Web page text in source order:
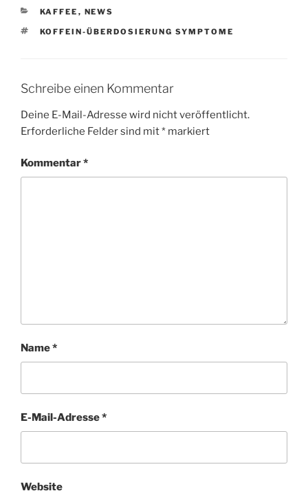
KATEGORIEN
KAFFEE , NEWS
SCHLAGWÖRTER
KOFFEIN-ÜBERDOSIERUNG SYMPTOME
Schreibe einen Kommentar
Deine E-Mail-Adresse wird nicht veröffentlicht.
Erforderliche Felder sind mit* markiert
Kommentar*
Name*
E-Mail-Adresse*
Website